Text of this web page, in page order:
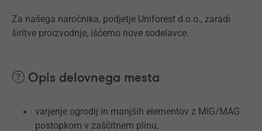
Za našega naročnika, podjetje Uniforest d.o.o., zaradi
širitve proizvodnje, iščemo nove sodelavce.
Opis delovnega mesta
varjenje ogrodij in manjših elementov z MIG/MAG
postopkom v zaščitnem plinu,